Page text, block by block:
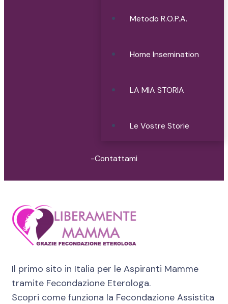
Metodo R.O.P.A.
Home Insemination
LA MIA STORIA
Le Vostre Storie
-Contattami
Il primo sito in Italia per le Aspiranti Mamme
tramite Fecondazione Eterologa.
Scopri come funziona la Fecondazione Assistita